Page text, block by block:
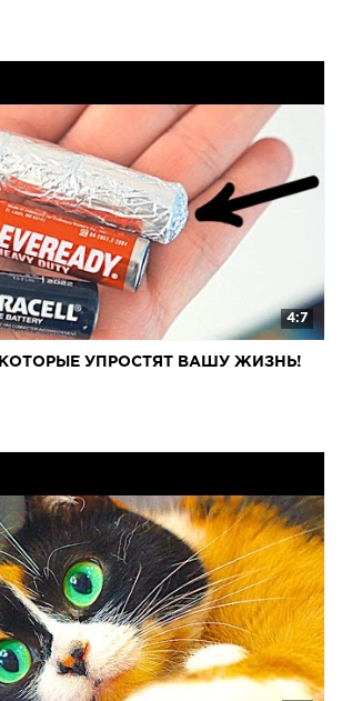
4:7
УПРОСТЯТ ВАШУ ЖИЗНЬ!